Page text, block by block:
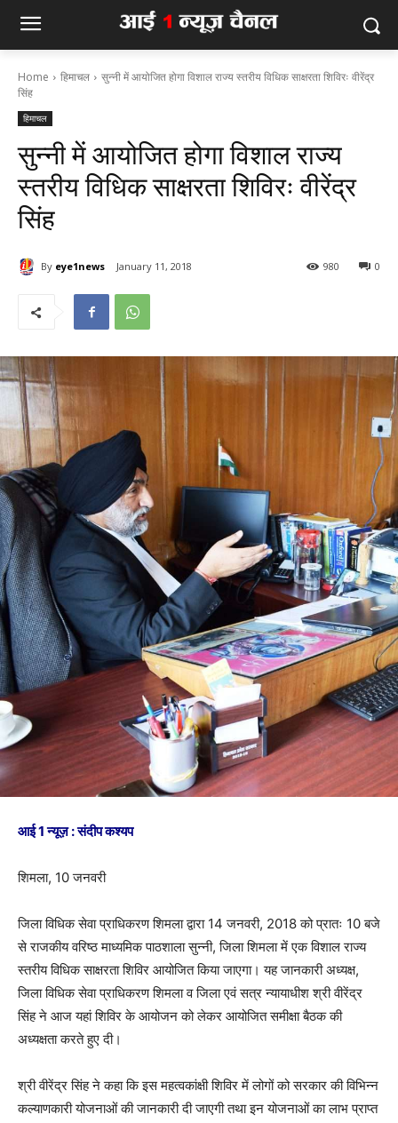
Home हिमाचल
सुन्नी में आयोजित होगा विशाल राज्य स्तरीय विधिक साक्षरता शिविरः वीरेंद्र
सिंह
हिमाचल
सुन्नी में आयोजित होगा विशाल राज्य
स्तरीय विधिक साक्षरता शिविरः वीरेंद्र
सिंह
By eye1news January 11, 2018 0
980
आई 1 न्यूज़ : संदीप कश्यप
शिमला, 10 जनवरी
जिला विधिक सेवा प्राधिकरण शिमला द्वारा 14 जनवरी, 2018 को प्रातः 10 बजे
से राजकीय वरिष्ठ माध्यमिक पाठशाला सुन्नी, जिला शिमला में एक विशाल राज्य
स्तरीय विधिक साक्षरता शिविर आयोजित किया जाएगा। यह जानकारी अध्यक्ष,
जिला विधिक सेवा प्राधिकरण शिमला व जिला एवं सत्र न्यायाधीश श्री वीरेंद्र
सिंह ने आज यहां शिविर के आयोजन को लेकर आयोजित समीक्षा बैठक की
अध्यक्षता करते हुए दी।
श्री वीरेंद्र सिंह ने कहा कि इस महत्वकांक्षी शिविर में लोगों को सरकार की विभिन्न
कल्याणकारी योजनाओं की जानकारी दी जाएगी तथा इन योजनाओं का लाभ प्राप्त